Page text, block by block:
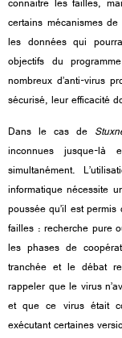
connaitre les failles,
certains mécanismes
les données qui
objectifs du programme
nombreux d’anti-virus
sécurisé, leur efficacité
Dans le cas de
inconnues jusque-là
simultanément.
informatique nécessite
poussée qu’il est
failles : recherche pure
les phases de
tranchée et le débat
rappeler que le virus
et que ce virus était
exécutant certaines